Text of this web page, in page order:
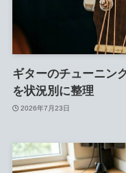
ギターのチューニン
を状況別に整理
2026年7月23日